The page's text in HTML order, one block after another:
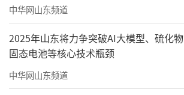
中华网山东频道
2025年山东将力争突破AI大模型、硫化物
固态电池等核心技术瓶颈
中华网山东频道